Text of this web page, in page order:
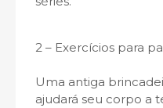
2 – Exercícios para
Uma antiga
ajudará seu corpo a